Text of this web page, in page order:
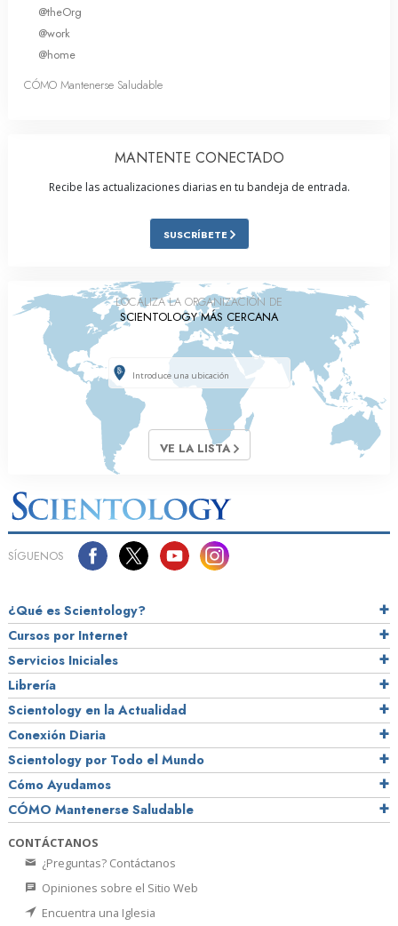
@theOrg
@work
@home
CÓMO Mantenerse Saludable
MANTENTE CONECTADO
Recibe las actualizaciones diarias en tu bandeja de entrada.
SUSCRÍBETE
LOCALIZA LA ORGANIZACIÓN DE
SCIENTOLOGY MÁS CERCANA
VE LA LISTA
SÍGUENOS
¿Qué es Scientology?
Cursos por Internet
Servicios Iniciales
Librería
Scientology en la Actualidad
Conexión Diaria
Scientology por Todo el Mundo
Cómo Ayudamos
CÓMO Mantenerse Saludable
CONTÁCTANOS
¿Preguntas? Contáctanos
Opiniones sobre el Sitio Web
Encuentra una Iglesia